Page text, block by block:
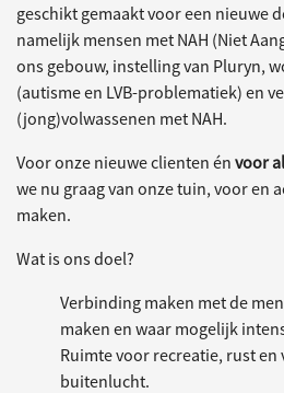
geschikt gemaakt voor een nieuwe
namelijk mensen met NAH (Niet
ons gebouw, instelling van Pluryn,
(autisme en LVB-problematiek) en
(jong)volwassenen met NAH.
Voor onze nieuwe clienten én voor
we nu graag van onze tuin, voor en
maken.
Wat is ons doel?
Verbinding maken met de
maken en waar mogelijk
Ruimte voor recreatie, rust
buitenlucht.